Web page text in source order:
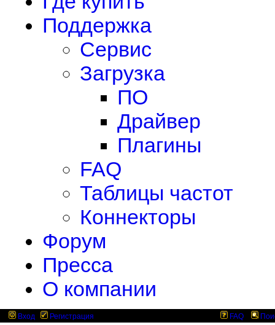
Поддержка
Сервис
Загрузка
ПО
Драйвер
Плагины
FAQ
Таблицы частот
Коннекторы
Форум
Пресса
О компании
Вход Регистрация FAQ